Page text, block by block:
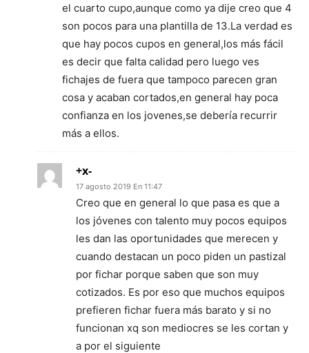
el cuarto cupo,aunque como ya dije creo que 4
son pocos para una plantilla de 13.La verdad es
que hay pocos cupos en general,los más fácil
es decir que falta calidad pero luego ves
fichajes de fuera que tampoco parecen gran
cosa y acaban cortados,en general hay poca
confianza en los jovenes,se debería recurrir
más a ellos.
+x-
17 agosto 2019 En 11:47
Creo que en general lo que pasa es que a
los jóvenes con talento muy pocos equipos
les dan las oportunidades que merecen y
cuando destacan un poco piden un pastizal
por fichar porque saben que son muy
cotizados. Es por eso que muchos equipos
prefieren fichar fuera más barato y si no
funcionan xq son mediocres se les cortan y
a por el siguiente